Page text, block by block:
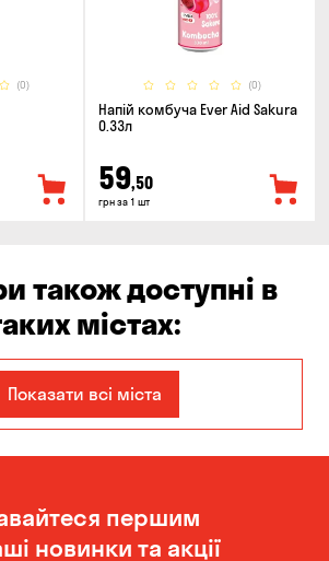
(0) (0)
Напій комбуча Ever Aid Sakura
0.33л
59,50
грн за 1 шт
також доступні в
містах:
Білогородка
Гора
Показати всі міста
першим
новинки та акції